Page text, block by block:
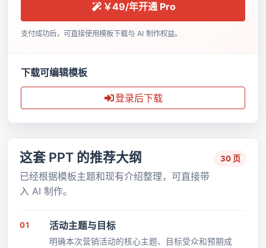
￥49/年开通 Pro
支付成功后，可直接使用模板下载与 AI 制作权益。
下载可编辑模板
登录后下载
这套 PPT 的推荐大纲
已经根据模板主题和现有介绍整理，可直接带
入 AI 制作。
30 页
01 活动主题与目标
明确本次营销活动的核心主题、目标受众和预期成